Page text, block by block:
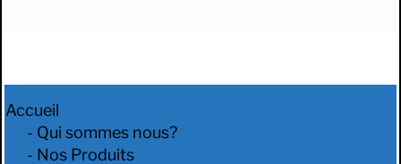
Accueil
- Qui sommes nous?
- Nos Produits